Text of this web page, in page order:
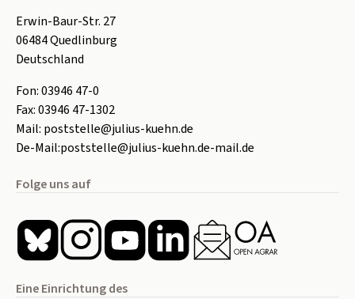
Erwin-Baur-Str. 27
06484Quedlinburg
Deutschland
Fon:03946 47-0
Fax:03946 47-1302
Mail: poststelle@julius-kuehn.de
De-Mail:poststelle@julius-kuehn.de-mail.de
Folge uns auf
Eine Einrichtung des